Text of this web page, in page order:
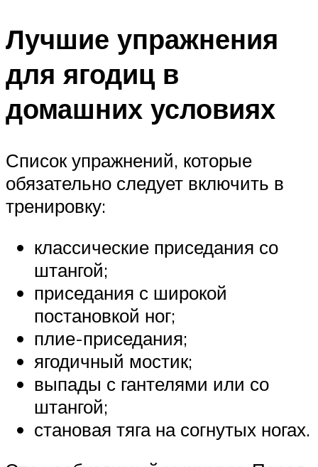
Лучшие упражнения
для ягодиц в
домашних условиях
Список упражнений, которые
обязательно следует включить в
тренировку:
классические приседания со
штангой;
приседания с широкой
постановкой ног;
плие-приседания;
ягодичный мостик;
выпады с гантелями или со
штангой;
становая тяга на согнутых ногах.